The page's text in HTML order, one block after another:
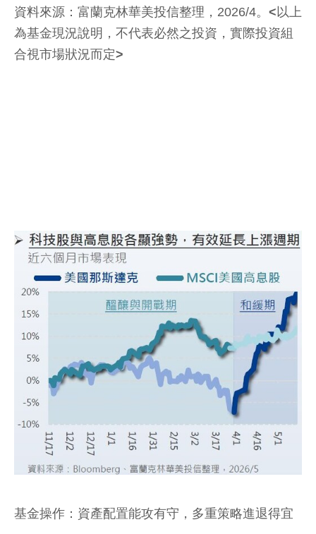
資料來源：富蘭克林華美投信整理，2026/4。 < 以上
為基金現況說明，不代表必然之投資，實際投資組
合視市場狀況而定>
基金操作：資產配置能攻有守，多重策略進退得宜